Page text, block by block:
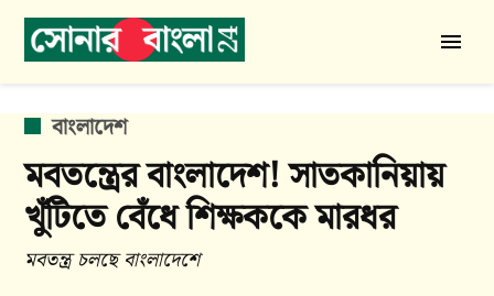
Skip
বাংলা
24
POSTED
বাংলাদেশ
মবতন্ত্রের বাংলাদেশ! সাতকানিয়ায়
খুঁটিতে বেঁধে শিক্ষককে মারধর
মবতন্ত্র চলছে বাংলাদেশে